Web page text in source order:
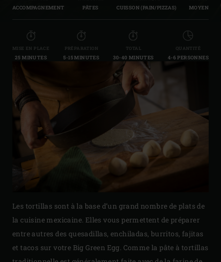
ACCOMPAGNEMENT PÂTES CUISSON (PAIN/PIZZAS) MOYEN
MISE EN PLACE
25 MINUTES
PRÉPARATION
5-15 MINUTES
TOTAL
30-40 MINUTES
QUANTITÉ
4-6 PERSONNES
Les tortillas sont à la base d’un grand nombre de plats de
la cuisine mexicaine. Elles vous permettent de préparer
entre autres des quesadillas, enchiladas, burritos, fajitas
et tacos sur votre Big Green Egg. Comme la pâte à tortillas